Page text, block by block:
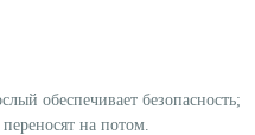
обеспечивает безопасность;
на потом.